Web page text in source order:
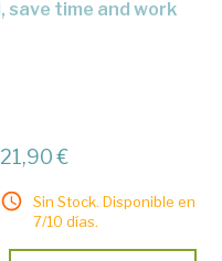
21,90 €
Sin Stock. Disponible en
7/10 días.